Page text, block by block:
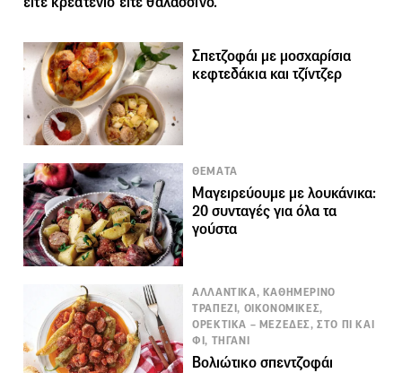
Σπετζοφάι με μοσχαρίσια
κεφτεδάκια και τζίντζερ
ΘΕΜΑΤΑ
Μαγειρεύουμε με λουκάνικα:
20 συνταγές για όλα τα
γούστα
ΑΛΛΑΝΤΙΚΑ, ΚΑΘΗΜΕΡΙΝΟ
ΤΡΑΠΕΖΙ, ΟΙΚΟΝΟΜΙΚΕΣ,
ΟΡΕΚΤΙΚΑ – ΜΕΖΕΔΕΣ, ΣΤΟ ΠΙ ΚΑΙ
ΦΙ, ΤΗΓΑΝΙ
Βολιώτικο σπεντζοφάι